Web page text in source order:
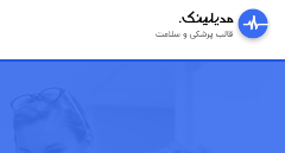
Skip
content